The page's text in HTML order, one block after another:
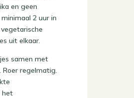
en geen
2 uur in
uit elkaar.
samen met
Roer regelmatig.
het